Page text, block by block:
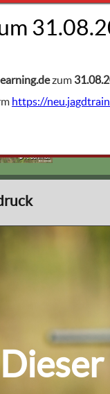
© K. Schmidt
zum
https://